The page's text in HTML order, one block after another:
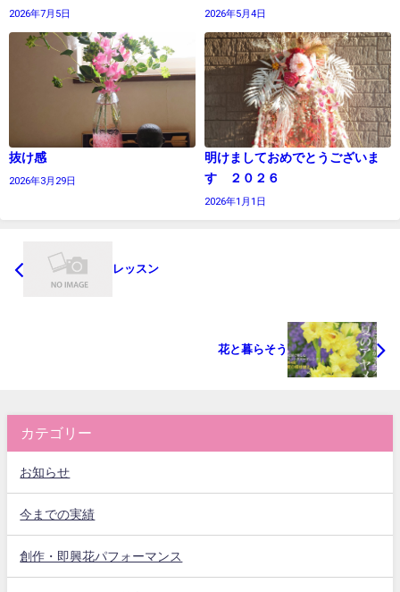
2026年7月5日 2026年5月4日
抜け感
2026年3月29日
明けましておめでとうございま
す ２０２６
2026年1月1日
レッスン
花と暮らそう
カテゴリー
お知らせ
今までの実績
創作・即興花パフォーマンス